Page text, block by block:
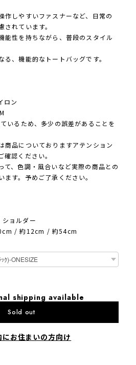
作しやすいファスナーなど、日常の
れています。
能性を持ちながら、普段のスタイル
る、機能的なトートバッグです。
ロン
いるため、多少の誤差があることを
商品についておりますアテンション
認ください。
て、色調・風合いなど実際の商品との
す。予めご了承ください。
ョルダー
/ 約12cm / 約54cm
shipping available
Sold out
にお住まいの方向け